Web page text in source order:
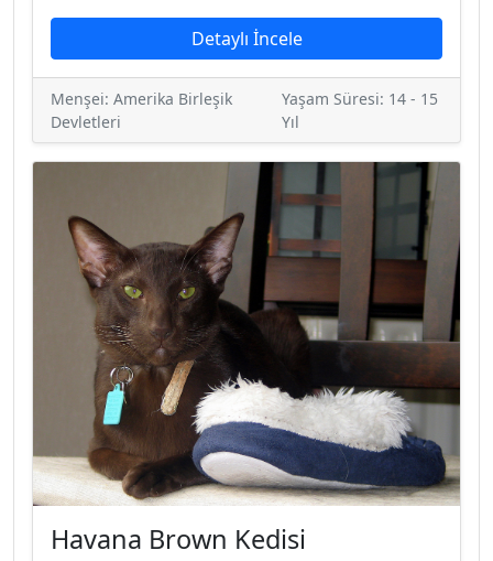
Detaylı İncele
Menşei: Amerika Birleşik
Devletleri
Yaşam Süresi: 14 - 15
Yıl
Havana Brown Kedisi